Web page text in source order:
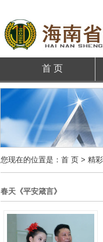
首 页
您现在的位置是： 首 页 > 精
春天《平安箴言》